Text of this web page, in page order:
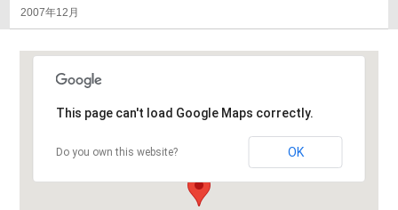
2007年12月
This page can't load Google Maps correctly.
Do you own this website? OK